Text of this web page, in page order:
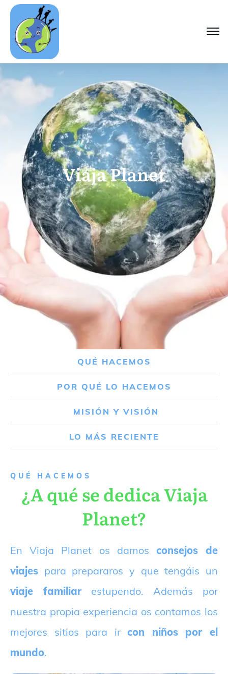
Viaja Planet
QUÉ HACEMOS
POR QUÉ LO HACEMOS
MISIÓN Y VISIÓN
LO MÁS RECIENTE
QUÉ HACEMOS
¿A qué se dedica Viaja
Planet?
En Viaja Planet os damos consejos de
viajes para prepararos y que tengáis un
viaje familiarestupendo. Además por
nuestra propia experiencia os contamos los
mejores sitios para ircon niños por el
mundo.